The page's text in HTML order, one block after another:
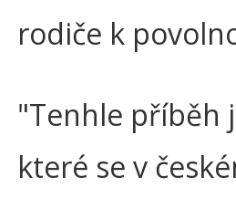
rodiče k
"Tenhle příběh
které se v